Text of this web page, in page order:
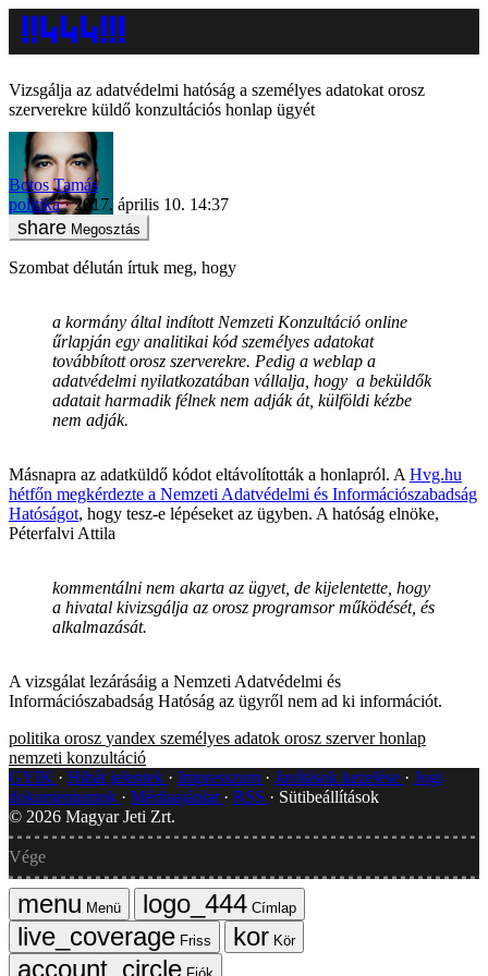
Vizsgálja az adatvédelmi hatóság a személyes adatokat orosz
szerverekre küldő konzultációs honlap ügyét
Botos Tamás
politika
2017. április 10. 14:37
Megosztás
Szombat délután írtuk meg, hogy
a kormány által indított Nemzeti Konzultáció online
űrlapján egy analitikai kód személyes adatokat
továbbított orosz szerverekre. Pedig a weblap a
adatvédelmi nyilatkozatában vállalja, hogy a beküldők
adatait harmadik félnek nem adják át, külföldi kézbe
nem adják.
Másnapra az adatküldő kódot eltávolították a honlapról. A Hvg.hu
hétfőn megkérdezte a Nemzeti Adatvédelmi és Információszabadság
Hatóságot, hogy tesz-e lépéseket az ügyben. A hatóság elnöke,
Péterfalvi Attila
kommentálni nem akarta az ügyet, de kijelentette, hogy
a hivatal kivizsgálja az orosz programsor működését, és
alkalmazását.
A vizsgálat lezárásáig a Nemzeti Adatvédelmi és
Információszabadság Hatóság az ügyről nem ad ki információt.
politika orosz yandex személyes adatok orosz szerver honlap
nemzeti konzultáció
GYIK
Hibát jelentek Impresszum Javítások kezelése
Jogi
dokumentumok
Médiaajánlat RSS
Sütibeállítások
© 2026 Magyar Jeti Zrt.
Vége
Menü
Címlap
Friss
Kör